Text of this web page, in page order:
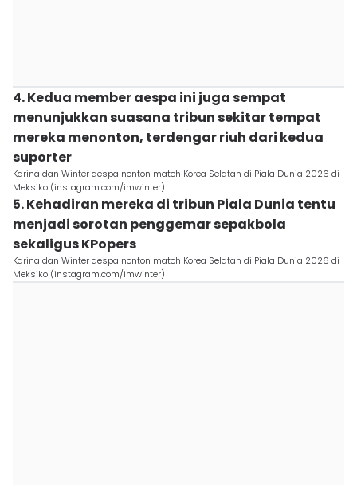
4. Kedua member aespa ini juga sempat
menunjukkan suasana tribun sekitar tempat
mereka menonton, terdengar riuh dari kedua
suporter
Karina dan Winter aespa nonton match Korea Selatan di Piala Dunia 2026 di
Meksiko (instagram.com/imwinter)
5. Kehadiran mereka di tribun Piala Dunia tentu
menjadi sorotan penggemar sepakbola
sekaligus KPopers
Karina dan Winter aespa nonton match Korea Selatan di Piala Dunia 2026 di
Meksiko (instagram.com/imwinter)